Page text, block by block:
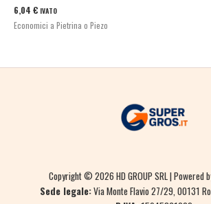
6,04 € IVATO
Economici a Pietrina o Piezo
Copyright © 2026 HD GROUP SRL | Powered
Sede legale:Via Monte Flavio 27/29, 00131